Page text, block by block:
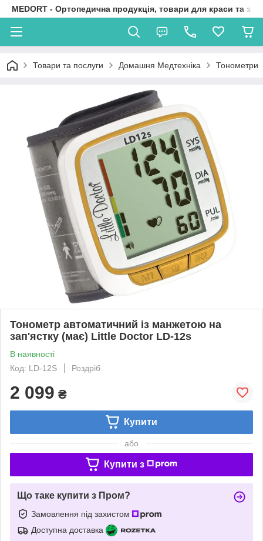
MEDORT - Ортопедична продукція, товари для краси та
Товари та послуги Домашня Медтехніка Тонометри
Тонометр автоматичний із манжетою на
зап'ястку (має) Little Doctor LD-12s
В наявності
Код: LD-12S
Роздріб
2 099 ₴
Купити
або
Купити з
Що таке купити з Пром?
Замовлення під захистом
Доступна доставка